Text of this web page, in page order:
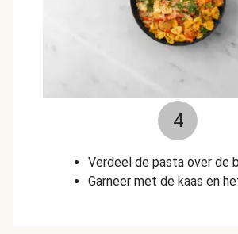
4
Verdeel de pasta over de
Garneer met de kaas en